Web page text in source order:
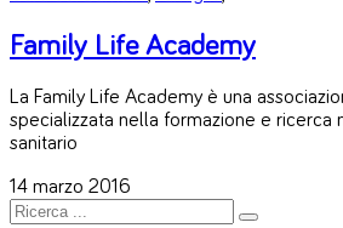
Family Life Academy
La Family Life Academy è una
specializzata nella formazione e ricerca
sanitario
14 marzo 2016